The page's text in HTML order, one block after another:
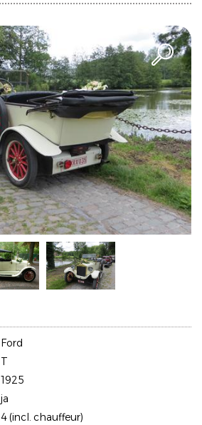
Ford
T
1925
ja
4 (incl. chauffeur)